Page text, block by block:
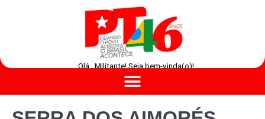
Olá , Militante! Seja bem-vinda(o)!